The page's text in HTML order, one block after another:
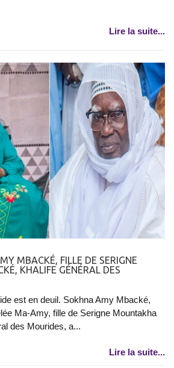
Lire la suite...
MBACKÉ, FILLE DE SERIGNE
KHALIFE GÉNÉRAL DES
est en deuil. Sokhna Amy Mbacké,
Ma-Amy, fille de Serigne Mountakha
des Mourides, a...
Lire la suite...